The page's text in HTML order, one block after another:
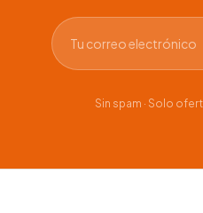
Sin spam · Solo